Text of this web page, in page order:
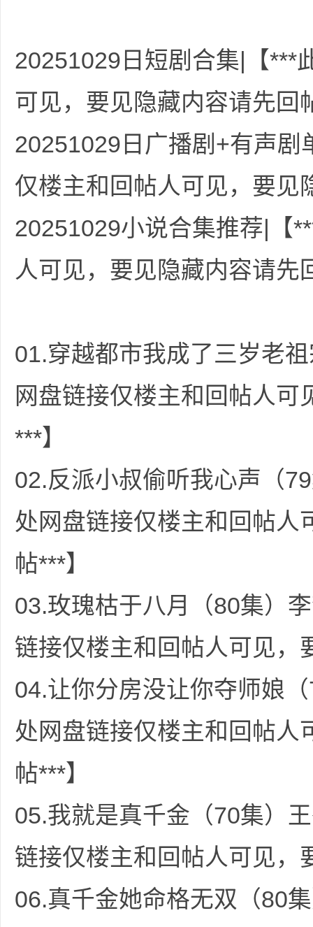
20251029日短剧合集|【***
可见，要见隐藏内容请先回
20251029日广播剧+有声剧
仅楼主和回帖人可见，要见
20251029小说合集推荐|【
人可见，要见隐藏内容请先
01.穿越都市我成了三岁老
网盘链接仅楼主和回帖人
***】
02.反派小叔偷听我心声（
处网盘链接仅楼主和回帖人
帖***】
03.玫瑰枯于八月（80集）
链接仅楼主和回帖人可见，
04.让你分房没让你夺师娘
处网盘链接仅楼主和回帖人
帖***】
05.我就是真千金（70集）
链接仅楼主和回帖人可见，
06.真千金她命格无双（80